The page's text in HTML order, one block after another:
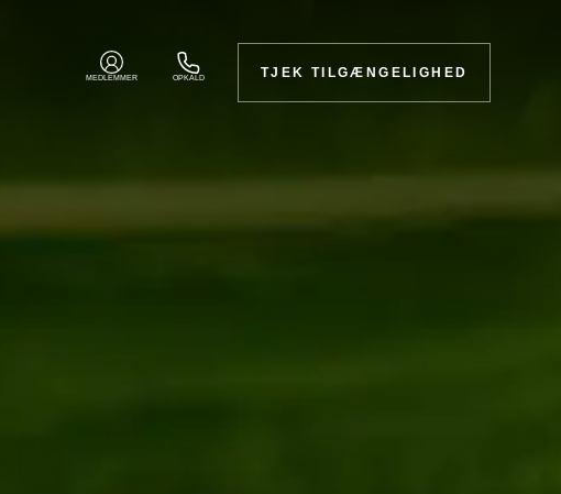
MEDLEMMER OPKALD TJEK TILGÆNGELIGHED